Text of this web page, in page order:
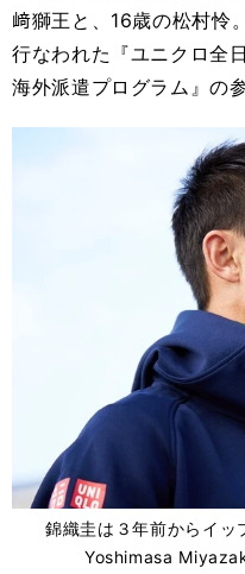
﨑獅王と、16歳の松村怜
行なわれた『ユニクロ全
海外派遣プログラム』の
錦織圭は３年前からイ
Yoshimasa